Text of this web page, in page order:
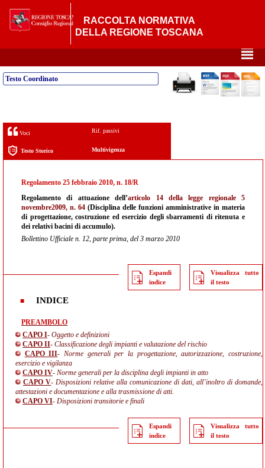
RACCOLTA NORMATIVA
DELLA REGIONE TOSCANA
²
Testo Coordinato
Voci Rif. passivi
Testo Storico Multivigenza
Regolamento 25 febbraio 2010, n. 18/R
Regolamento di attuazione dell’articolo 14 della legge regionale 5
novembre2009, n. 64 (Disciplina delle funzioni amministrative in materia
di progettazione, costruzione ed esercizio degli sbarramenti di ritenuta e
dei relativi bacini di accumulo).
Bollettino Ufficiale n. 12, parte prima, del 3 marzo 2010
Espandi
indice
Visualizza tutto
il testo
INDICE
PREAMBOLO
CAPO I- Oggetto e definizioni
CAPO II- Classificazione degli impianti e valutazione del rischio
CAPO III- Norme generali per la progettazione, autorizzazione, costruzione,
esercizio e vigilanza
CAPO IV- Norme generali per la disciplina degli impianti in atto
CAPO V- Disposizioni relative alla comunicazione di dati, all’inoltro di domande,
attestazioni e documentazione e alla trasmissione di atti.
CAPO VI- Disposizioni transitorie e finali
Espandi
indice
Visualizza tutto
il testo